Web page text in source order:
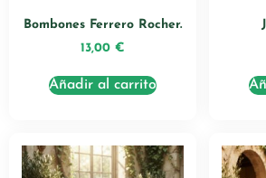
Bombones Ferrero Rocher.
13,00 €
Añadir al carrito